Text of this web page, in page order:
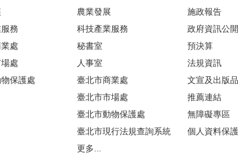
務
處
處
保護處
農業發展
科技產業服務
秘書室
人事室
臺北市商業處
臺北市市場處
臺北市動物保護處
臺北市現行法規查詢系統
更多...
施政報告
政府資訊公開
預決算
法規資訊
文宣及出版品
推薦連結
無障礙專區
個人資料保